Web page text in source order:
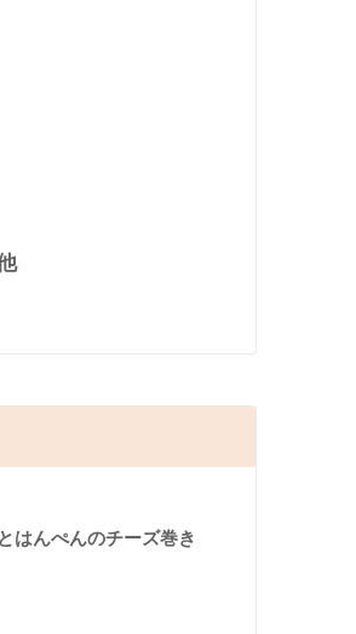
はんぺんのチーズ巻き